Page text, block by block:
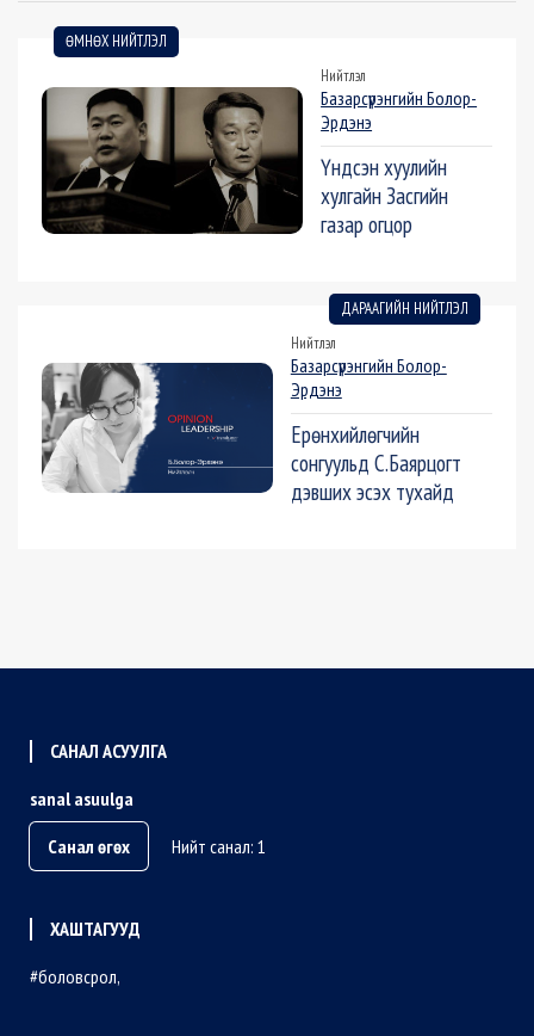
ӨМНӨХ НИЙТЛЭЛ
Нийтлэл
Базарсүрэнгийн Болор-
Эрдэнэ
Үндсэн хуулийн
хулгайн Засгийн
газар огцор
ДАРААГИЙН НИЙТЛЭЛ
Нийтлэл
Базарсүрэнгийн Болор-
Эрдэнэ
Ерөнхийлөгчийн
сонгуульд С.Баярцогт
дэвших эсэх тухайд
САНАЛ АСУУЛГА
sanal asuulga
Санал өгөх
Нийт санал: 1
ХАШТАГУУД
боловсрол